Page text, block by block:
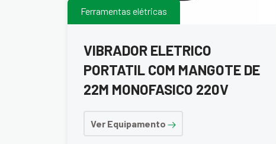
Ferramentas elétricas
VIBRADOR ELETRICO
PORTATIL COM MANGOTE DE
22M MONOFASICO 220V
Ver Equipamento